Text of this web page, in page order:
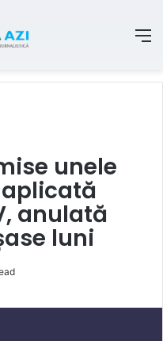
unele
anulată
luni